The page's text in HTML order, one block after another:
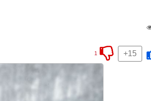
+15
1